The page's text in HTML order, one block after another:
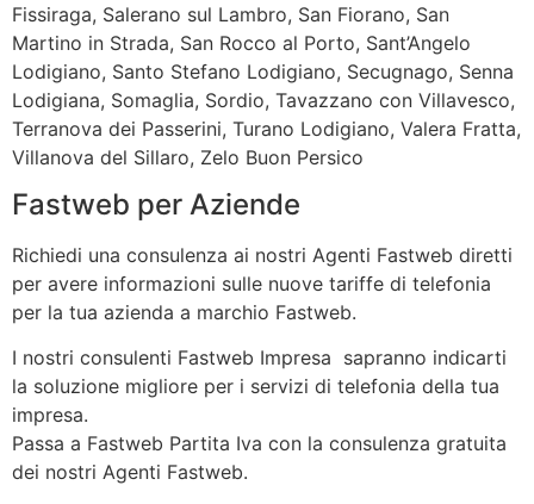
Fissiraga, Salerano sul Lambro, San Fiorano, San
Martino in Strada, San Rocco al Porto, Sant’Angelo
Lodigiano, Santo Stefano Lodigiano, Secugnago, Senna
Lodigiana, Somaglia, Sordio, Tavazzano con Villavesco,
Terranova dei Passerini, Turano Lodigiano, Valera Fratta,
Villanova del Sillaro, Zelo Buon Persico
Fastweb per Aziende
Richiedi una consulenza ai nostri Agenti Fastweb diretti
per avere informazioni sulle nuove tariffe di telefonia
per la tua azienda a marchio Fastweb.
I nostri consulenti Fastweb Impresa sapranno indicarti
la soluzione migliore per i servizi di telefonia della tua
impresa.
Passa a Fastweb Partita Iva con la consulenza gratuita
dei nostri Agenti Fastweb.